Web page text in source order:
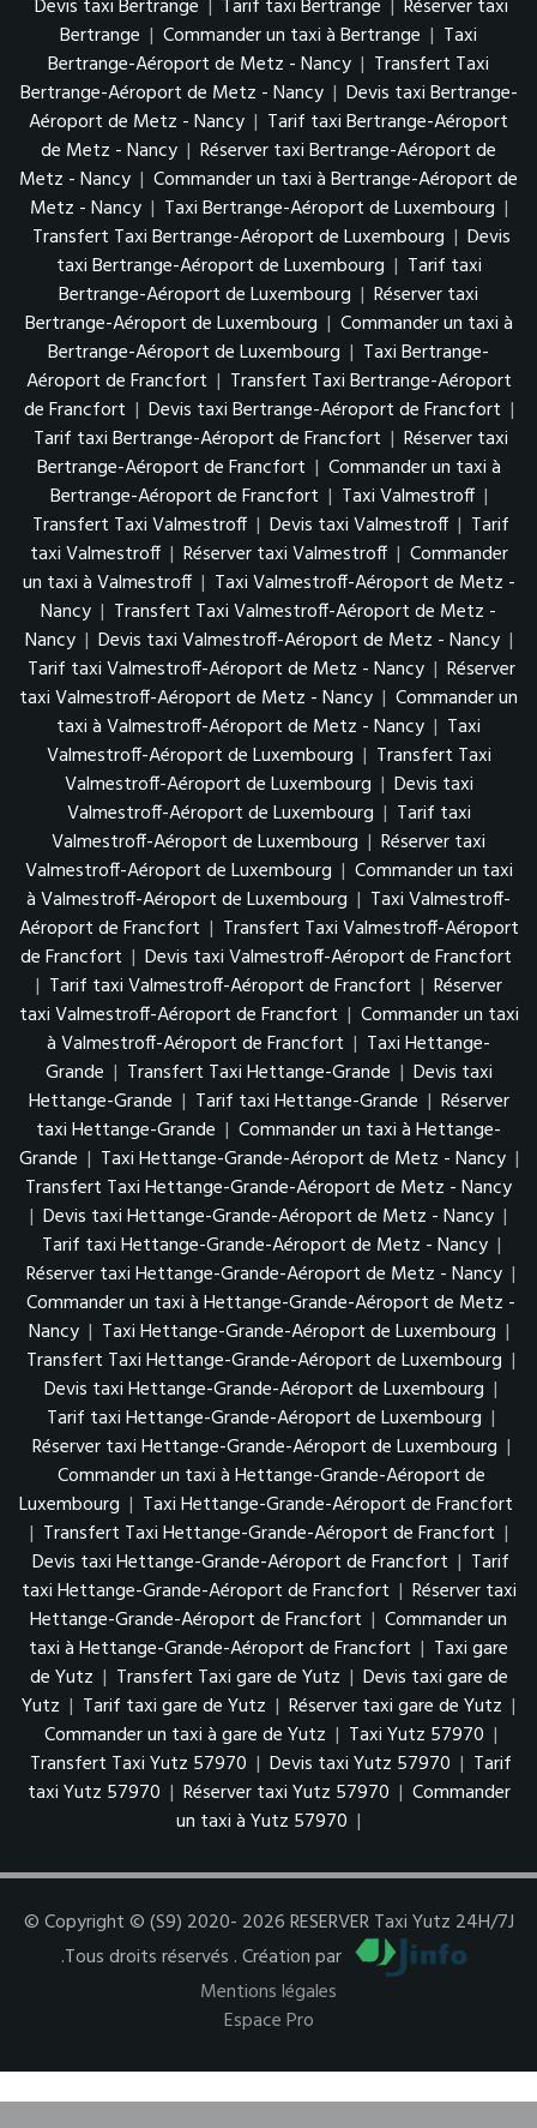
Devis taxi Bertrange | Tarif taxi Bertrange | Réserver taxi
Bertrange | Commander un taxi à Bertrange | Taxi
Bertrange-Aéroport de Metz - Nancy | Transfert Taxi
Bertrange-Aéroport de Metz - Nancy | Devis taxi Bertrange-
Aéroport de Metz - Nancy | Tarif taxi Bertrange-Aéroport
de Metz - Nancy | Réserver taxi Bertrange-Aéroport de
Metz - Nancy | Commander un taxi à Bertrange-Aéroport de
Metz - Nancy | Taxi Bertrange-Aéroport de Luxembourg |
Transfert Taxi Bertrange-Aéroport de Luxembourg | Devis
taxi Bertrange-Aéroport de Luxembourg | Tarif taxi
Bertrange-Aéroport de Luxembourg | Réserver taxi
Bertrange-Aéroport de Luxembourg | Commander un taxi à
Bertrange-Aéroport de Luxembourg | Taxi Bertrange-
Aéroport de Francfort | Transfert Taxi Bertrange-Aéroport
de Francfort | Devis taxi Bertrange-Aéroport de Francfort |
Tarif taxi Bertrange-Aéroport de Francfort | Réserver taxi
Bertrange-Aéroport de Francfort | Commander un taxi à
Bertrange-Aéroport de Francfort | Taxi Valmestroff |
Transfert Taxi Valmestroff | Devis taxi Valmestroff | Tarif
taxi Valmestroff | Réserver taxi Valmestroff | Commander
un taxi à Valmestroff | Taxi Valmestroff-Aéroport de Metz -
Nancy | Transfert Taxi Valmestroff-Aéroport de Metz -
Nancy | Devis taxi Valmestroff-Aéroport de Metz - Nancy |
Tarif taxi Valmestroff-Aéroport de Metz - Nancy | Réserver
taxi Valmestroff-Aéroport de Metz - Nancy | Commander un
taxi à Valmestroff-Aéroport de Metz - Nancy | Taxi
Valmestroff-Aéroport de Luxembourg | Transfert Taxi
Valmestroff-Aéroport de Luxembourg | Devis taxi
Valmestroff-Aéroport de Luxembourg | Tarif taxi
Valmestroff-Aéroport de Luxembourg | Réserver taxi
Valmestroff-Aéroport de Luxembourg | Commander un taxi
à Valmestroff-Aéroport de Luxembourg | Taxi Valmestroff-
Aéroport de Francfort | Transfert Taxi Valmestroff-Aéroport
de Francfort | Devis taxi Valmestroff-Aéroport de Francfort
| Tarif taxi Valmestroff-Aéroport de Francfort | Réserver
taxi Valmestroff-Aéroport de Francfort | Commander un taxi
à Valmestroff-Aéroport de Francfort | Taxi Hettange-
Grande | Transfert Taxi Hettange-Grande | Devis taxi
Hettange-Grande | Tarif taxi Hettange-Grande | Réserver
taxi Hettange-Grande | Commander un taxi à Hettange-
Grande | Taxi Hettange-Grande-Aéroport de Metz - Nancy |
Transfert Taxi Hettange-Grande-Aéroport de Metz - Nancy
| Devis taxi Hettange-Grande-Aéroport de Metz - Nancy |
Tarif taxi Hettange-Grande-Aéroport de Metz - Nancy |
Réserver taxi Hettange-Grande-Aéroport de Metz - Nancy |
Commander un taxi à Hettange-Grande-Aéroport de Metz -
Nancy | Taxi Hettange-Grande-Aéroport de Luxembourg |
Transfert Taxi Hettange-Grande-Aéroport de Luxembourg |
Devis taxi Hettange-Grande-Aéroport de Luxembourg |
Tarif taxi Hettange-Grande-Aéroport de Luxembourg |
Réserver taxi Hettange-Grande-Aéroport de Luxembourg |
Commander un taxi à Hettange-Grande-Aéroport de
Luxembourg | Taxi Hettange-Grande-Aéroport de Francfort
| Transfert Taxi Hettange-Grande-Aéroport de Francfort |
Devis taxi Hettange-Grande-Aéroport de Francfort | Tarif
taxi Hettange-Grande-Aéroport de Francfort | Réserver taxi
Hettange-Grande-Aéroport de Francfort | Commander un
taxi à Hettange-Grande-Aéroport de Francfort | Taxi gare
de Yutz | Transfert Taxi gare de Yutz | Devis taxi gare de
Yutz | Tarif taxi gare de Yutz | Réserver taxi gare de Yutz |
Commander un taxi à gare de Yutz | Taxi Yutz 57970 |
Transfert Taxi Yutz 57970 | Devis taxi Yutz 57970 | Tarif
taxi Yutz 57970 | Réserver taxi Yutz 57970 | Commander
un taxi à Yutz 57970 |
© Copyright © (S9) 2020- 2026 RESERVER Taxi Yutz 24H/7J
.Tous droits réservés . Création par
Mentions légales
Espace Pro